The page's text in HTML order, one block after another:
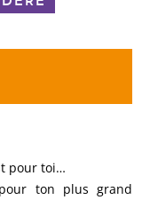
pour toi…
ton plus grand